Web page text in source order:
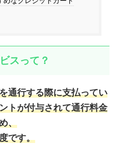
スって？
通行する際に支払ってい
トが付与されて通行料金
、
です。